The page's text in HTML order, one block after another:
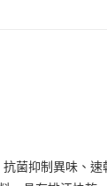
菌抑制異味、速